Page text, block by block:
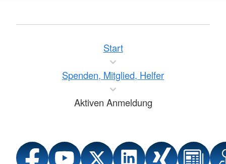
Start
Spenden, Mitglied, Helfer
Aktiven Anmeldung